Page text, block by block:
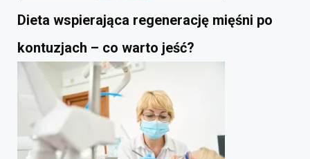
Dieta wspierająca regenerację mięśni po
kontuzjach – co warto jeść?